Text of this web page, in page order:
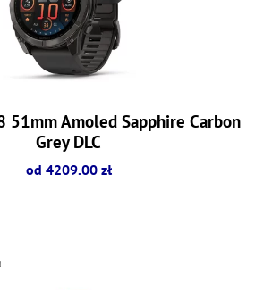
51mm Amoled Sapphire Carbon
Grey DLC
od 4209.00 zł